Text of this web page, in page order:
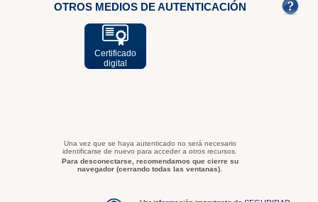
OTROS MEDIOS DE AUTENTICACIÓN
Certificado
digital
Una vez que se haya autenticado no será necesario
identificarse de nuevo para acceder a otros recursos.
Para desconectarse, recomendamos que cierre su
navegador (cerrando todas las ventanas).